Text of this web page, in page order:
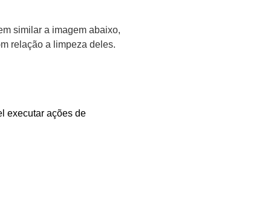
similar a imagem abaixo,
relação a limpeza deles.
executar ações de